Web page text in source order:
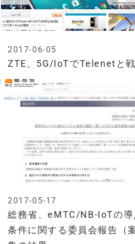
ZTE、5G/IoTでTelenetと
2017-06-05
総務省、eMTC/NB-IoTの導
条件に関する委員会報告（
2017-05-17